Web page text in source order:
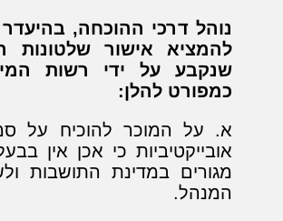
נוהל דרכי ההוכחה,
להמציא אישור שלטונות
שנקבע על ידי רשות
כמפורט להלן:
א. על המוכר להוכיח על
אובייקטיביות כי אכן אין
מגורים במדינת התושבות
המנהל.